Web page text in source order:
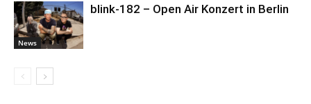
News
blink-182 – Open Air Konzert in Berlin